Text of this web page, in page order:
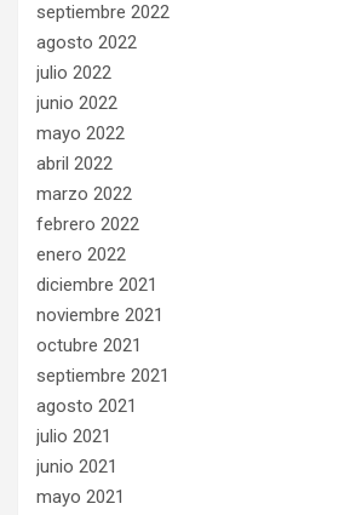
septiembre 2022
agosto 2022
julio 2022
junio 2022
mayo 2022
abril 2022
marzo 2022
febrero 2022
enero 2022
diciembre 2021
noviembre 2021
octubre 2021
septiembre 2021
agosto 2021
julio 2021
junio 2021
mayo 2021